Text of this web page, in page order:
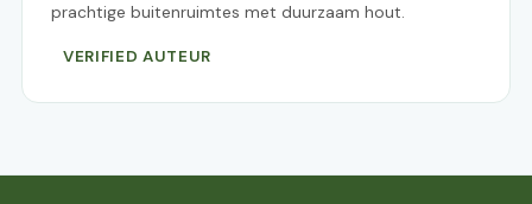
prachtige buitenruimtes met duurzaam hout.
VERIFIED AUTEUR